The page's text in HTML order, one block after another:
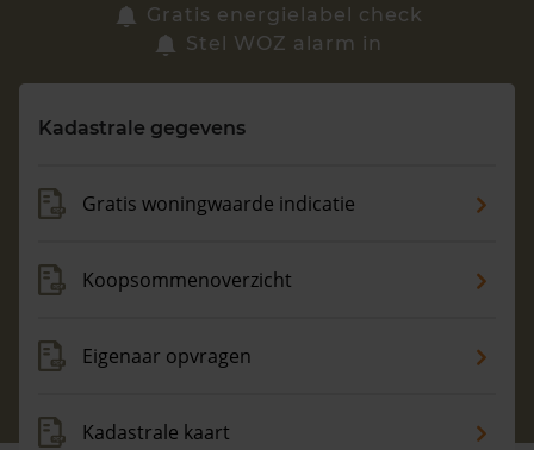
Zoek een woning
Maandag t/m vrijdag - 08:00 -18:00
Gratis energielabel check
Stel WOZ alarm in
Kadastrale gegevens
Gratis woningwaarde indicatie
Koopsommenoverzicht
Eigenaar opvragen
Kadastrale kaart